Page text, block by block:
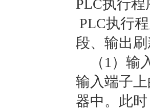
PLC执行
PLC执行
段、输出
（1）输
输入端子
器中。此